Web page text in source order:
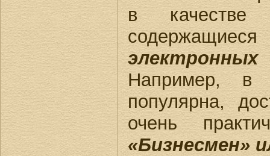
в качестве
Например, в
популярна,
очень
«Бизнесмен»